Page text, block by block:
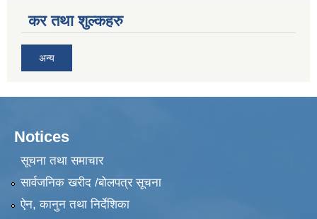
कर तथा शुल्कहरु
अन्य
Notices
सूचना तथा समाचार
सार्वजनिक खरीद /बोलपत्र सूचना
ऐन, कानुन तथा निर्देशिका